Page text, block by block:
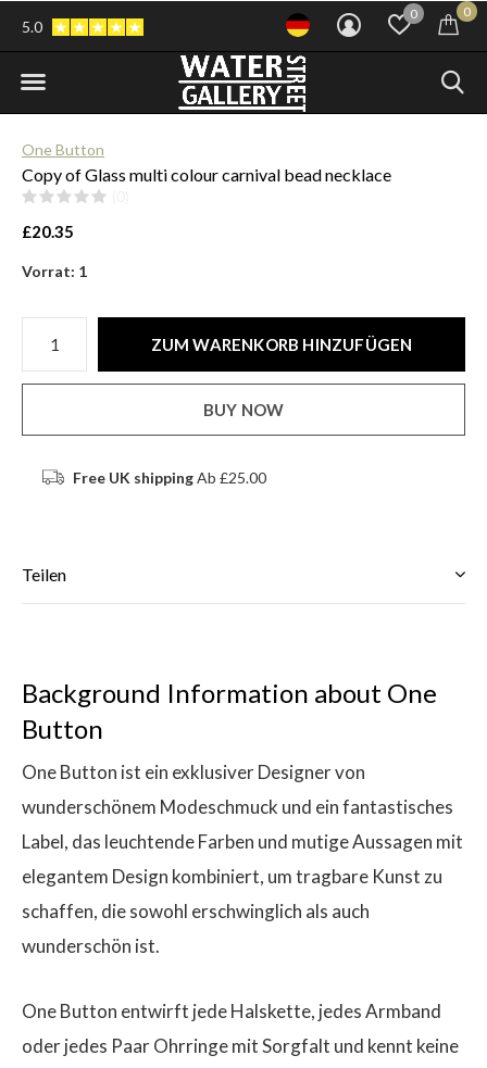
0 0
5.0
One Button
Copy of Glass multi colour carnival bead necklace
£20.35
Vorrat: 1
ZUM WARENKORB HINZUFÜGEN
BUY NOW
Free UK shippingAb £25.00
Teilen
Background Information about One
Button
One Button ist ein exklusiver Designer von
wunderschönem Modeschmuck und ein fantastisches
Label, das leuchtende Farben und mutige Aussagen mit
elegantem Design kombiniert, um tragbare Kunst zu
schaffen, die sowohl erschwinglich als auch
wunderschön ist.
One Button entwirft jede Halskette, jedes Armband
oder jedes Paar Ohrringe mit Sorgfalt und kennt keine